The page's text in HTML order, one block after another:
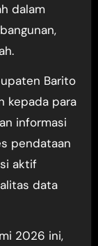
dalam
Barito
kepada para
informasi
pendataan
aktif
data
2026 ini,